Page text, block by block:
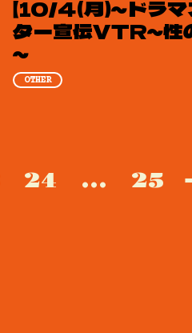
【10/4(月)～ドラマ
ター宣伝VTR～性
～
OTHER
24 ... 25